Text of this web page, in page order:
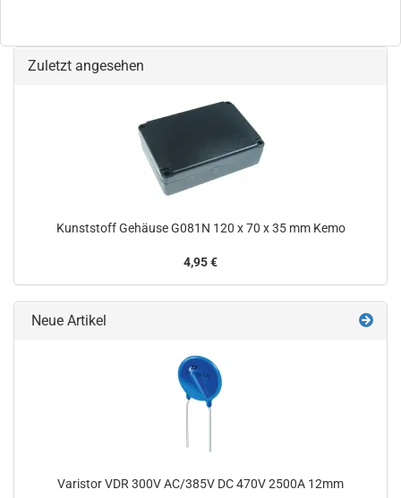
Zuletzt angesehen
Kunststoff Gehäuse G081N 120 x 70 x 35 mm Kemo
4,95 €
Neue Artikel
Varistor VDR 300V AC/385V DC 470V 2500A 12mm